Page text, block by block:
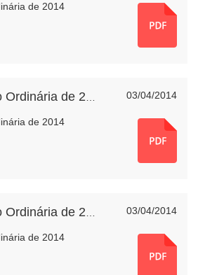
de 2014
03/04/2014
de 2014
03/04/2014
de 2014